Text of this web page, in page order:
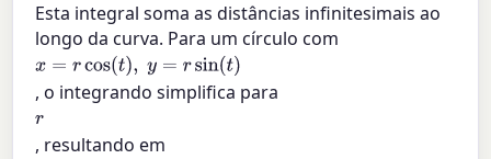
Esta integral soma as distâncias infinitesimais ao
longo da curva. Para um círculo com
x=rcos(t),y=rsin(t )
, o integrando simplifica para
r
, resultando em